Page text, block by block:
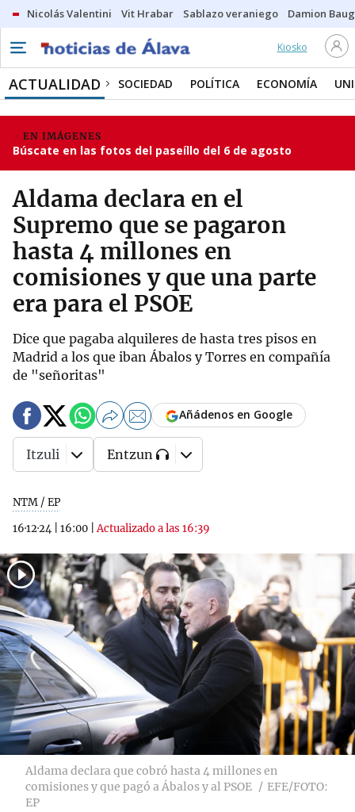
Nicolás Valentini Vit Hrabar Sablazo veraniego Damion
Kiosko
ACTUALIDAD SOCIEDAD POLÍTICA ECONOMÍA
EN IMÁGENES
Búscate en las fotos del paseíllo del 6 de agosto
Aldama declara en el
Supremo que se pagaron
hasta 4 millones en
comisiones y que una parte
era para el PSOE
Dice que pagaba alquileres de hasta tres pisos en
Madrid a los que iban Ábalos y Torres en compañía
de "señoritas"
NTM / EP
16·12·24
16:00 |Actualizado a las 16:39
Añádenos en Google
Itzuli Entzun
Aldama declara que cobró hasta 4 millones en
comisiones y que pagó a Ábalos y al PSOE
EFE/FOTO:
EP